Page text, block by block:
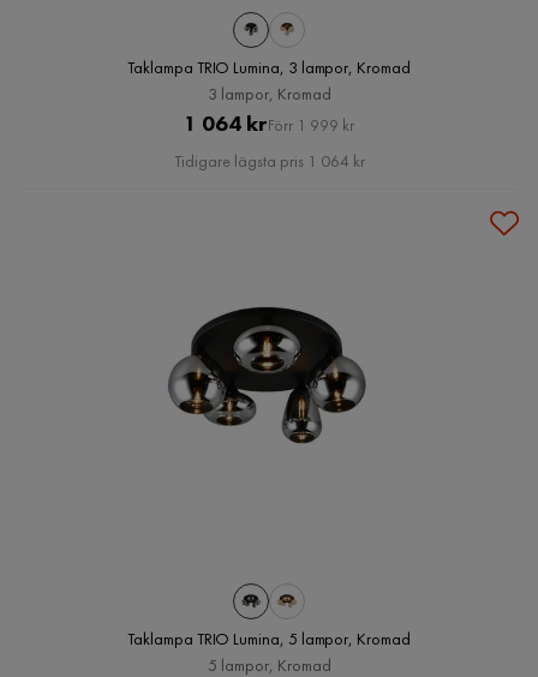
Taklampa TRIO Lumina, 3 lampor, Kromad
3 lampor, Kromad
Pris
1 064 krOriginal
Pris
Förr 1 999 kr
Tidigare lägsta pris 1 064 kr
Taklampa TRIO Lumina, 5 lampor, Kromad
5 lampor, Kromad